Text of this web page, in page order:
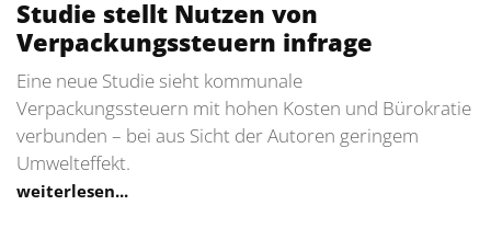
Studie stellt Nutzen von
Verpackungssteuern infrage
Eine neue Studie sieht kommunale
Verpackungssteuern mit hohen Kosten und Bürokratie
verbunden – bei aus Sicht der Autoren geringem
Umwelteffekt.
weiterlesen...